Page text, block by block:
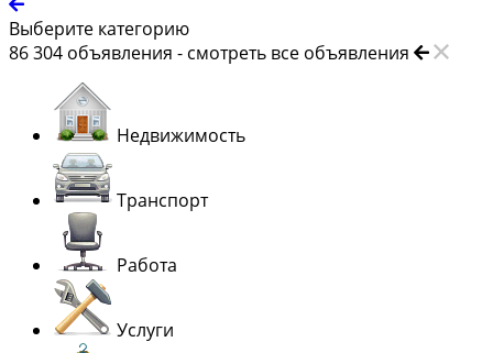
Выберите категорию
86 304 объявления - смотреть все объявления
Недвижимость
Транспорт
Работа
Услуги